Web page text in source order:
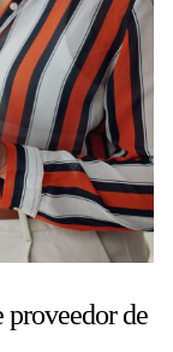
proveedor de